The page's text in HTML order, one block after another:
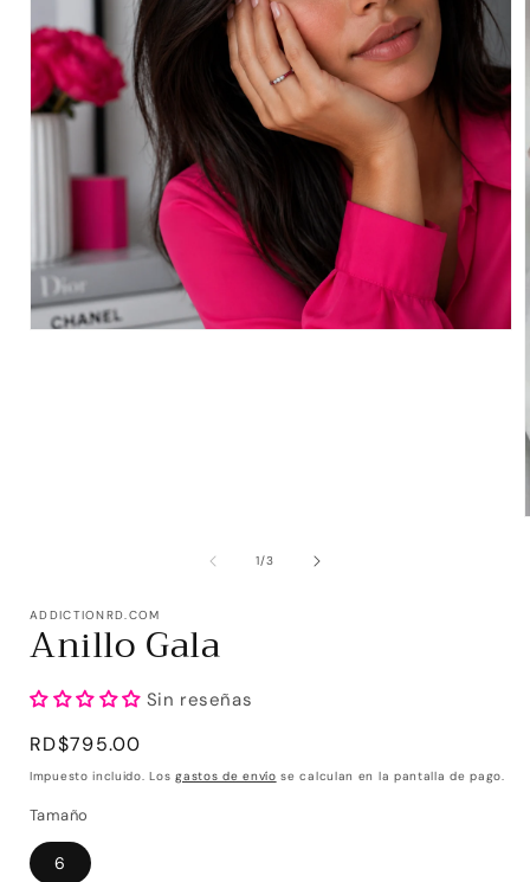
1/de
3
ADDICTIONRD.COM
Anillo Gala
Sin reseñas
Precio
habitual
RD$795.00
Impuesto incluido. Losgastos de envío se calculan en la pantalla de pago.
Tamaño
6